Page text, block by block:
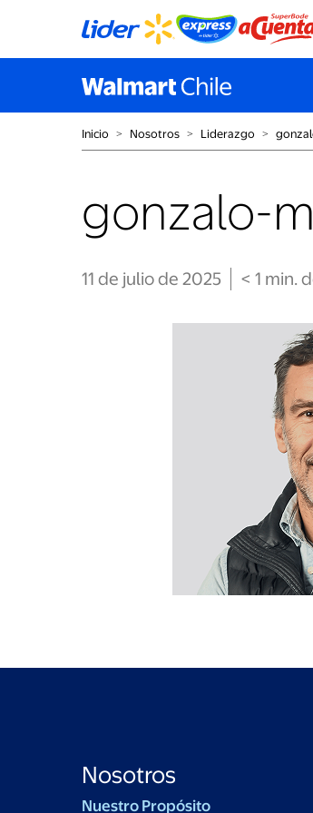
Inicio ˃ Nosotros ˃ Liderazgo ˃
gonzalo-
11 de julio de 2025 < 1 min.
Nosotros
Nuestro Propósito